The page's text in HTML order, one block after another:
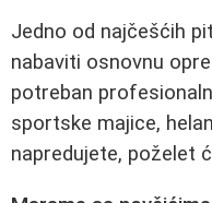
Jedno od najčešćih
nabaviti osnovnu
potreban
sportske majice,
napredujete, poželet